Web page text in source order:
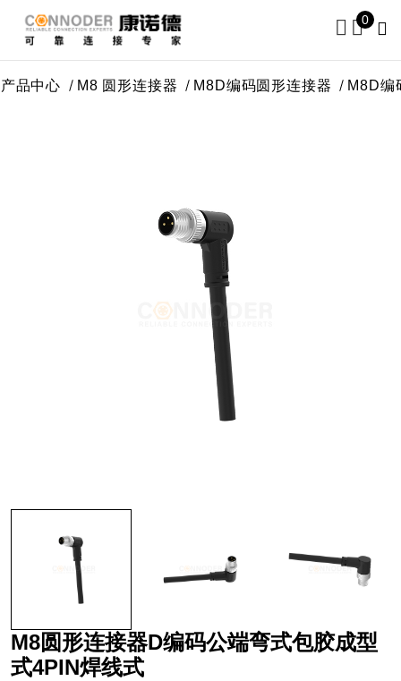
0
产品中心 M8 圆形连接器 M8D编码圆形连接器
M8圆形连接器D编码公端弯式包胶成型
式4PIN焊线式